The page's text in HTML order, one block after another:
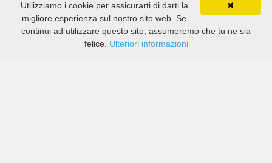
✖
Utilizziamo i cookie per assicurarti di darti la
migliore esperienza sul nostro sito web. Se
continui ad utilizzare questo sito, assumeremo che tu ne sia
felice. Ulteriori informazioni